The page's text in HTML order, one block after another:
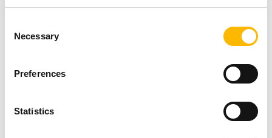
Selection
Necessary
Preferences
Statistics
コントロールボックスと組み合わせて使用でき
車両外装
電動リニアアクチュエータの標準機能の1つは、
格納式の日よけを簡単に展開して天候から保護